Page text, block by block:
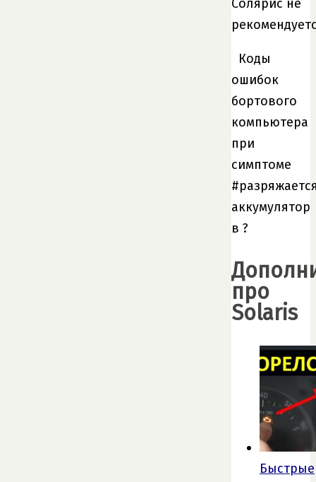
Солярис не
Коды
ошибок
бортового
компьютера
при
симптоме
аккумулятор
в ?
про
Solaris
Быстрые